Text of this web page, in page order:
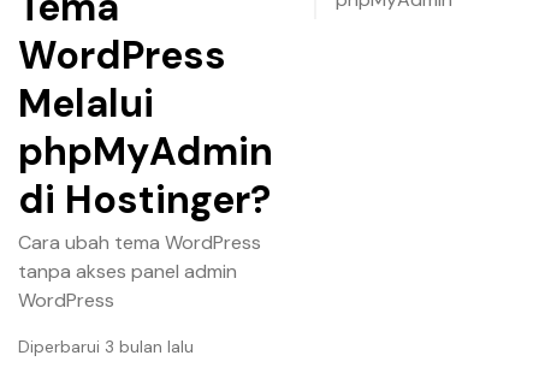
WordPress
Melalui
phpMyAdmin
di Hostinger?
Cara ubah tema WordPress
tanpa akses panel admin
WordPress
Diperbarui 3 bulan lalu